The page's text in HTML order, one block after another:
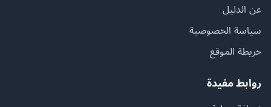
عن الدليل
سياسة الخصوصية
خريطة الموقع
روابط مفيدة